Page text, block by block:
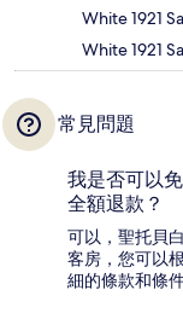
White 1921
White 1921
常見問題
我是否可以
全額退款？
可以，聖托貝
客房，您可以
細的條款和條